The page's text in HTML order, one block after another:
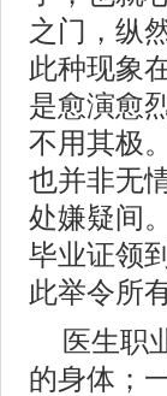
之门，纵
此种现象
是愈演愈
不用其极
也并非无
处嫌疑间
毕业证领
此举令所
医生职
的身体；